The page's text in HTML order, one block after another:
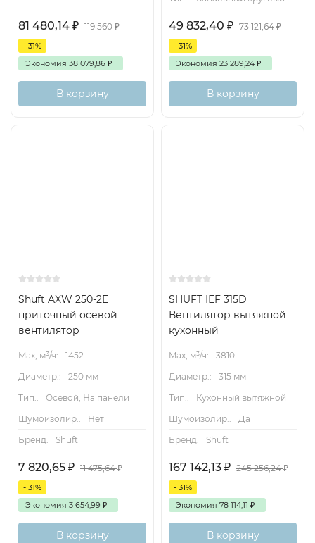
81 480,14 ₽ 119 560₽
- 31%
Экономия 38 079,86 ₽
В корзину
49 832,40 ₽ 73 121,64₽
- 31%
Экономия 23 289,24 ₽
В корзину
Shuft AXW 250-2E
приточный осевой
вентилятор
Max, м³/ч:
1452
Диаметр.:
250 мм
Тип.:
Осевой, На панели
Шумоизолир.:
Нет
Бренд:
Shuft
7 820,65 ₽ 11 475,64₽
- 31%
Экономия 3 654,99 ₽
В корзину
SHUFT IEF 315D
Вентилятор вытяжной
кухонный
Max, м³/ч:
3810
Диаметр.:
315 мм
Тип.:
Кухонный вытяжной
Шумоизолир.:
Да
Бренд:
Shuft
167 142,13 ₽ 245 256,24₽
- 31%
Экономия 78 114,11 ₽
В корзину